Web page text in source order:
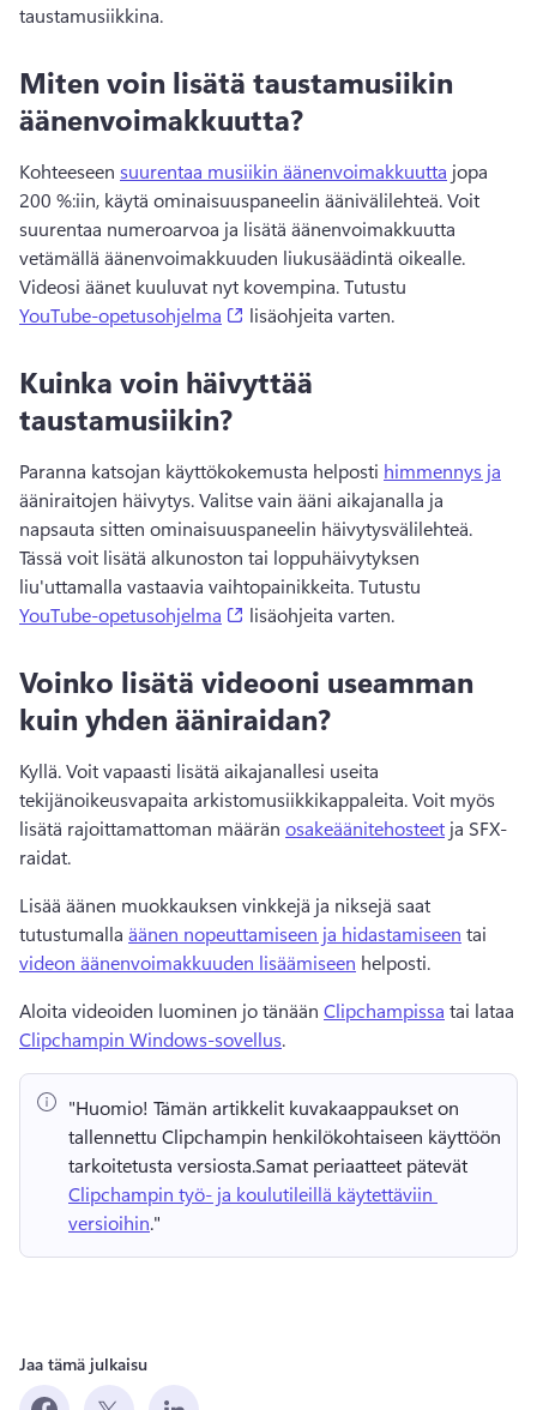
taustamusiikkina.
Miten voin lisätä taustamusiikin
äänenvoimakkuutta?
Kohteeseen suurentaa musiikin äänenvoimakkuutta jopa
200 %:iin, käytä ominaisuuspaneelin äänivälilehteä. Voit
suurentaa numeroarvoa ja lisätä äänenvoimakkuutta
Videosi äänet kuuluvat nyt kovempina. Tutustu
YouTube-opetusohjelma
(opens in a new tab)
lisäohjeita varten.
Kuinka voin häivyttää
taustamusiikin?
Paranna katsojan käyttökokemusta helposti himmennys ja
ääniraitojen häivytys. Valitse vain ääni aikajanalla ja
Tässä voit lisätä alkunoston tai loppuhäivytyksen
liu'uttamalla vastaavia vaihtopainikkeita. Tutustu
YouTube-opetusohjelma
(opens in a new tab)
lisäohjeita varten.
Voinko lisätä videooni useamman
kuin yhden ääniraidan?
Kyllä. Voit vapaasti lisätä aikajanallesi useita
tekijänoikeusvapaita arkistomusiikkikappaleita. Voit myös
lisätä rajoittamattoman määrän osakeäänitehosteet ja SFX-
raidat.
Lisää äänen muokkauksen vinkkejä ja niksejä saat
tutustumalla äänen nopeuttamiseen ja hidastamiseen tai
videon äänenvoimakkuuden lisäämiseen helposti.
Aloita videoiden luominen jo tänään Clipchampissa
Clipchampin Windows-sovellus.
"Huomio! Tämän artikkelit kuvakaappaukset on
tallennettu Clipchampin henkilökohtaiseen käyttöön
tarkoitetusta versiosta.
Clipchampin työ- ja koulutileillä käytettäviin
versioihin."
Jaa tämä julkaisu